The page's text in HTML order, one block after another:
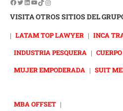
VISITA OTROS SITIOS DEL
| LATAM TOP LAWYER | INCA
INDUSTRIA PESQUERA |
MUJER EMPODERADA | SUIT
MBA OFFSET |